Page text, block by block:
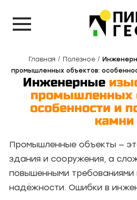
Главная Полезное
промышленных объектов:
Инженерные
промышленных
особенности и
камни
Промышленные объекты —
здания и сооружения, а
повышенными требованиями
надёжности. Ошибки в